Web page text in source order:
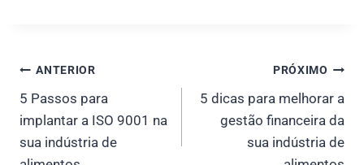
Navegação
de
Post
ANTERIOR
5 Passos para
implantar a ISO 9001 na
sua indústria de
PRÓXIMO
5 dicas para melhorar a
gestão financeira da
sua indústria de